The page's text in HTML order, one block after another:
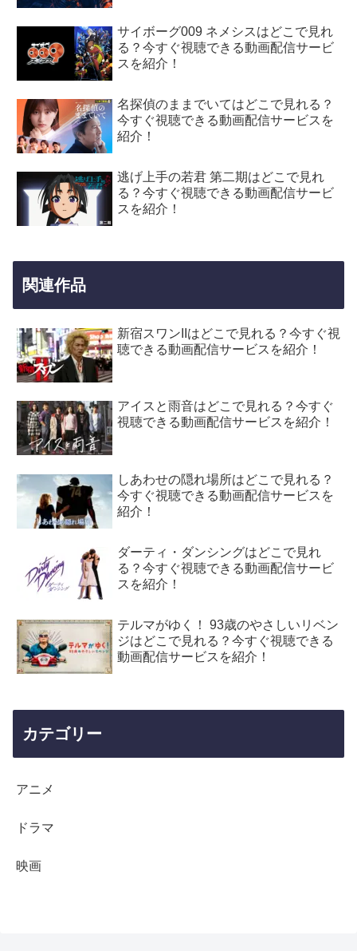
サイボーグ009 ネメシスはどこで見れ
る？今すぐ視聴できる動画配信サービ
スを紹介！
名探偵のままでいてはどこで見れる？
今すぐ視聴できる動画配信サービスを
紹介！
逃げ上手の若君 第二期はどこで見れ
る？今すぐ視聴できる動画配信サービ
スを紹介！
関連作品
新宿スワンIIはどこで見れる？今すぐ視
聴できる動画配信サービスを紹介！
アイスと雨音はどこで見れる？今すぐ
視聴できる動画配信サービスを紹介！
しあわせの隠れ場所はどこで見れる？
今すぐ視聴できる動画配信サービスを
紹介！
ダーティ・ダンシングはどこで見れ
る？今すぐ視聴できる動画配信サービ
スを紹介！
テルマがゆく！ 93歳のやさしいリベン
ジはどこで見れる？今すぐ視聴できる
動画配信サービスを紹介！
カテゴリー
アニメ
ドラマ
映画